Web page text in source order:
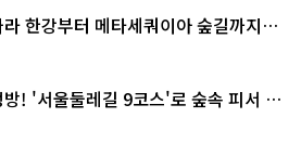
한강부터 메타세쿼이아 숲길까지…
스
방! '서울둘레길 9코스'로 숲속 피서 떠